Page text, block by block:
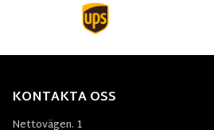
KONTAKTA OSS
Nettovägen. 1